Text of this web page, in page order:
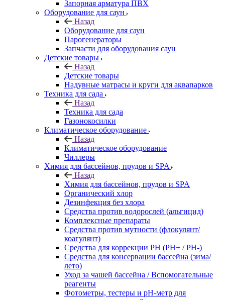
Запорная арматура ПВХ
Оборудование для саун
Назад
Оборудование для саун
Парогенераторы
Запчасти для оборудования саун
Детские товары
Назад
Детские товары
Надувные матрасы и круги для аквапарков
Техника для сада
Назад
Техника для сада
Газонокосилки
Климатическое оборудование
Назад
Климатическое оборудование
Чиллеры
Химия для бассейнов, прудов и SPA
Назад
Химия для бассейнов, прудов и SPA
Органический хлор
Дезинфекция без хлора
Средства против водорослей (альгицид)
Комплексные препараты
Средства против мутности (флокулянт/
коагулянт)
Средства для коррекции PH (PH+ / PH-)
Средства для консервации бассейна (зима/
лето)
Уход за чашей бассейна / Вспомогательные
реагенты
Фотометры, тестеры и рН-метр для